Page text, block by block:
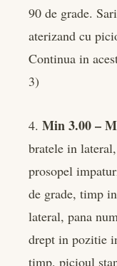
90 de grade.
aterizand cu
Continua in
3)
4. Min 3.00 –
bratele in
prosopel
de grade, timp
lateral, pana
drept in pozitie
timp, picioul